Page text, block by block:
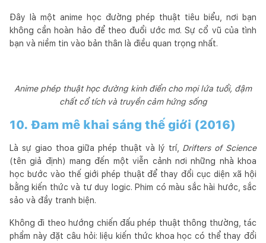
Đây là một anime học đường phép thuật tiêu biểu, nơi bạn
không cần hoàn hảo để theo đuổi ước mơ. Sự cổ vũ của tình
bạn và niềm tin vào bản thân là điều quan trọng nhất.
Anime phép thuật học đường kinh điển cho mọi lứa tuổi, đậm
chất cổ tích và truyền cảm hứng sống
10. Đam mê khai sáng thế giới (2016)
Là sự giao thoa giữa phép thuật và lý trí, Drifters of Science
(tên giả định) mang đến một viễn cảnh nơi những nhà khoa
học bước vào thế giới phép thuật để thay đổi cục diện xã hội
bằng kiến thức và tư duy logic. Phim có màu sắc hài hước, sắc
sảo và đầy tranh biện.
Không đi theo hướng chiến đấu phép thuật thông thường, tác
phẩm này đặt câu hỏi: liệu kiến thức khoa học có thể thay đổi